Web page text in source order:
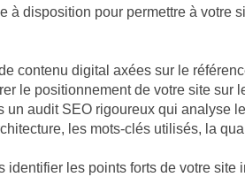
à disposition pour permettre à votre
contenu digital axées sur le
le positionnement de votre site sur
un audit SEO rigoureux qui analyse
les mots-clés utilisés, la
identifier les points forts de votre